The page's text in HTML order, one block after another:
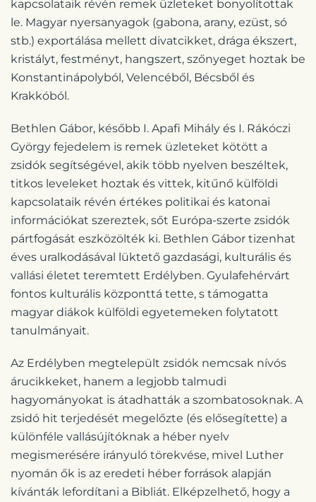
kapcsolataik révén remek üzleteket bonyolítottak
le. Magyar nyersanyagok (gabona, arany, ezüst, só
stb.) exportálása mellett divatcikket, drága ékszert,
kristályt, festményt, hangszert, szőnyeget hoztak be
Konstantinápolyból, Velencéből, Bécsből és
Krakkóból.
Bethlen Gábor, később I. Apafi Mihály és I. Rákóczi
György fejedelem is remek üzleteket kötött a
zsidók segítségével, akik több nyelven beszéltek,
titkos leveleket hoztak és vittek, kitűnő külföldi
kapcsolataik révén értékes politikai és katonai
információkat szereztek, sőt Európa-szerte zsidók
pártfogását eszközölték ki. Bethlen Gábor tizenhat
éves uralkodásával lüktető gazdasági, kulturális és
vallási életet teremtett Erdélyben. Gyulafehérvárt
fontos kulturális központtá tette, s támogatta
magyar diákok külföldi egyetemeken folytatott
tanulmányait.
Az Erdélyben megtelepült zsidók nemcsak nívós
árucikkeket, hanem a legjobb talmudi
hagyományokat is átadhatták a szombatosoknak. A
zsidó hit terjedését megelőzte (és elősegítette) a
különféle vallásújítóknak a héber nyelv
megismerésére irányuló törekvése, mivel Luther
nyomán ők is az eredeti héber források alapján
kívánták lefordítani a Bibliát. Elképzelhető, hogy a